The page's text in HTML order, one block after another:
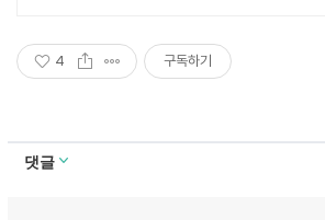
드
4 구독하기
댓글